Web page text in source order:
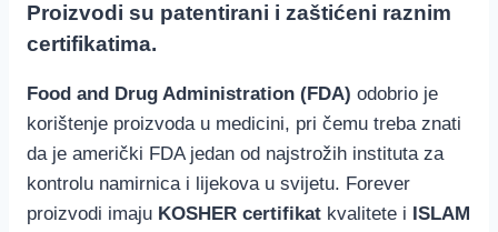
Proizvodi su patentirani i zaštićeni raznim
certifikatima.
Food and Drug Administration (FDA) odobrio je
korištenje proizvoda u medicini, pri čemu treba znati
da je američki FDA jedan od najstrožih instituta za
kontrolu namirnica i lijekova u svijetu. Forever
proizvodi imaju KOSHER certifikat kvalitete i ISLAM